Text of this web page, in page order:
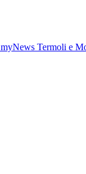
myNews Termoli e